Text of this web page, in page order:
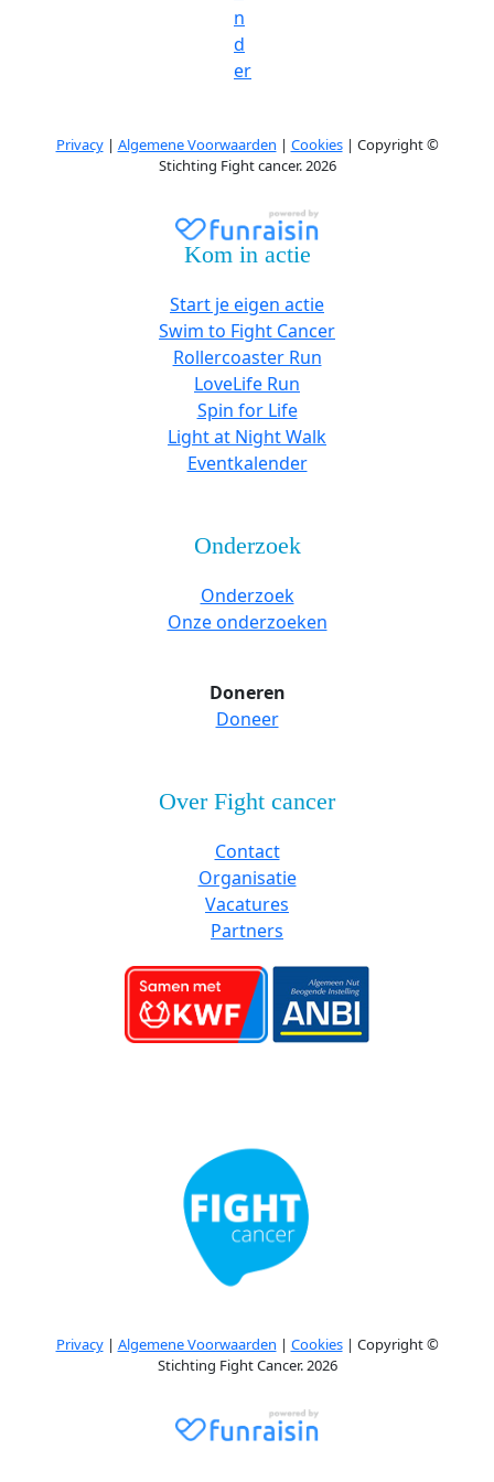
n
d
er
Privacy| Algemene Voorwaarden | Cookies| Copyright ©
Stichting Fight cancer. 2026
Kom in actie
Start je eigen actie
Swim to Fight Cancer
Rollercoaster Run
LoveLife Run
Spin for Life
Light at Night Walk
Eventkalender
Onderzoek
Onderzoek
Onze onderzoeken
Doneren
Doneer
Over Fight cancer
Contact
Organisatie
Vacatures
Partners
Privacy| Algemene Voorwaarden | Cookies| Copyright ©
Stichting Fight Cancer. 2026